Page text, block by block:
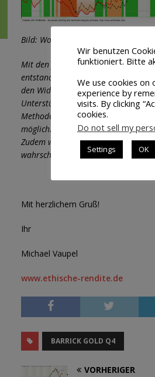
Bild: Wochen-Chart der Barrick Gold
Mit den jüngsten Kursverlusten der
entstanden. Der Seitwärtsmarkt
den Widerstand bei 21 US-Dollar.
Unterstützung halten? Um das
Methoden. Keine davon ist zu 100
möglich. Trotzdem sollten Sie
Zudem weisen die technischen
wahrscheinlich wird. [Anmerkung
Mit herzlichem Gruß!
Ihr
Michael Vaupel
www.ethische-rendite.de
BARRICK GOLD Q4
VORHERIGER
Wir benutzen
funktioniert. Bitte
We use cookies
experience by
visits. By clicking
cookies.
Do not sell my
Settings OK